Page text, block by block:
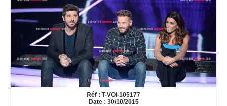
Réf : T-VOI-105177
Date : 30/10/2015